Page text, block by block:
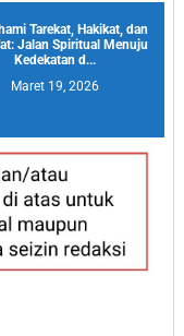
Tarekat, Hakikat, dan
Jalan Spiritual Menuju
Kedekatan d...
Maret 19, 2026